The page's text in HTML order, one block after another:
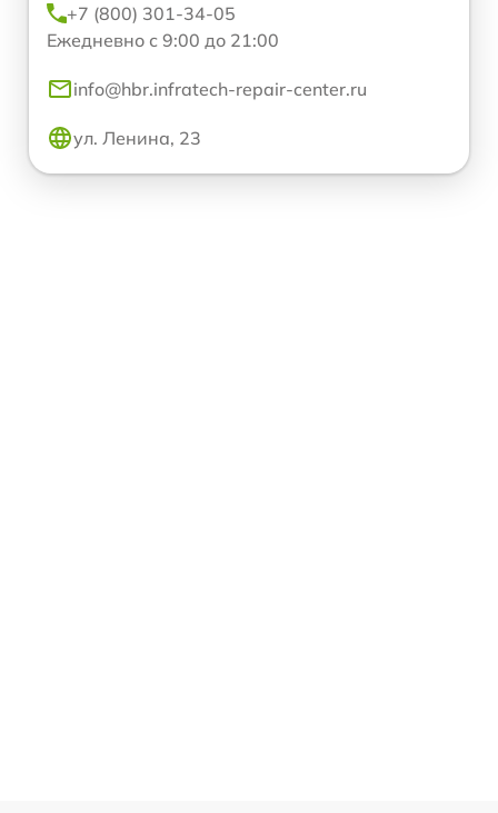
+7 (800) 301-34-05
Ежедневно с 9:00 до 21:00
info@hbr.infratech-repair-center.ru
ул. Ленина, 23